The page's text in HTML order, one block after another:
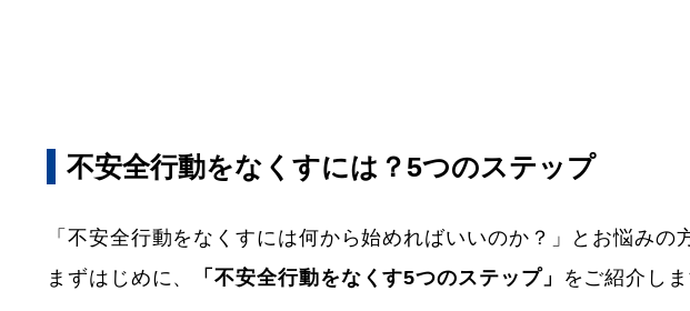
不安全行動をなくすには？5つのステップ
「不安全行動をなくすには何から始めればいいのか？」とお悩みの
まずはじめに、
「不安全行動をなくす5つのステップ」 をご紹介しま